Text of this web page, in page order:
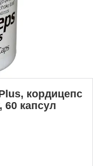
кордицепс
60 капсул